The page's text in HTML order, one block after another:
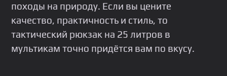
походы на природу. Если вы цените
качество, практичность и стиль, то
тактический рюкзак на 25 литров в
мультикам точно придётся вам по вкусу.